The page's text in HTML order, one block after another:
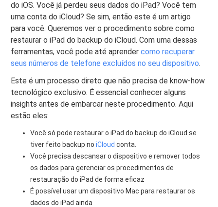
do iOS. Você já perdeu seus dados do iPad? Você tem
uma conta do iCloud? Se sim, então este é um artigo
para você. Queremos ver o procedimento sobre como
restaurar o iPad do backup do iCloud. Com uma dessas
ferramentas, você pode até aprendercomo recuperar
seus números de telefone excluídos no seu dispositivo.
Este é um processo direto que não precisa de know-how
tecnológico exclusivo. É essencial conhecer alguns
insights antes de embarcar neste procedimento. Aqui
estão eles:
Você só pode restaurar o iPad do backup do iCloud se
tiver feito backup noiCloud conta.
Você precisa descansar o dispositivo e remover todos
os dados para gerenciar os procedimentos de
restauração do iPad de forma eficaz
É possível usar um dispositivo Mac para restaurar os
dados do iPad ainda